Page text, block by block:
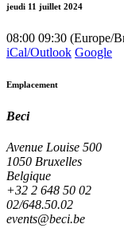
jeudi 11 juillet 2024
08:00 09:30 (Europe/
iCal/Outlook Google
Emplacement
Beci
Avenue Louise 500
1050 Bruxelles
Belgique
+32 2 648 50 02
02/648.50.02
events@beci.be